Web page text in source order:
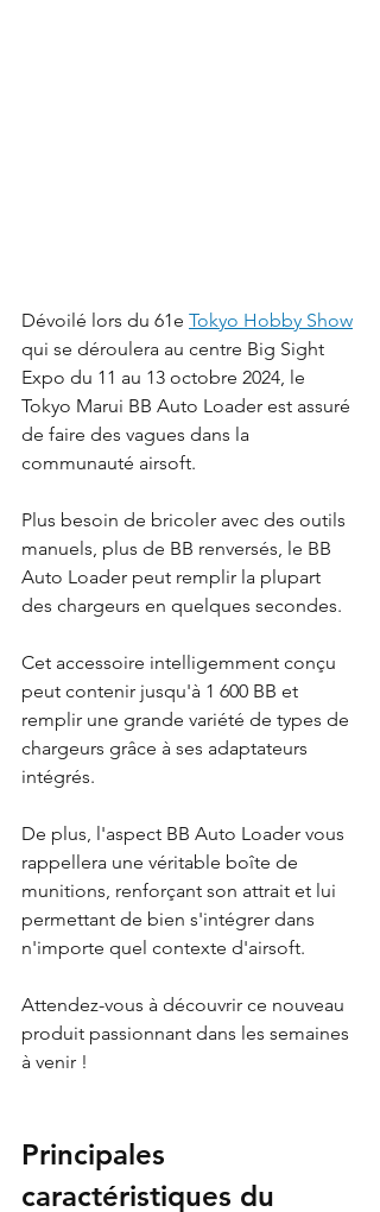
Dévoilé lors du 61e Tokyo Hobby Show
qui se déroulera au centre Big Sight
Expo du 11 au 13 octobre 2024, le
Tokyo Marui BB Auto Loader est assuré
de faire des vagues dans la
communauté airsoft.
Plus besoin de bricoler avec des outils
manuels, plus de BB renversés, le BB
Auto Loader peut remplir la plupart
des chargeurs en quelques secondes.
Cet accessoire intelligemment conçu
peut contenir jusqu'à 1 600 BB et
remplir une grande variété de types de
chargeurs grâce à ses adaptateurs
intégrés.
De plus, l'aspect BB Auto Loader vous
rappellera une véritable boîte de
munitions, renforçant son attrait et lui
permettant de bien s'intégrer dans
n'importe quel contexte d'airsoft.
Attendez-vous à découvrir ce nouveau
produit passionnant dans les semaines
à venir !
Principales
caractéristiques du